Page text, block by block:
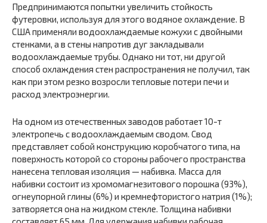
Предпринимаются попытки увеличить стойкость
футеровки, используя для этого водяное охлаждение. В
США применяли водоохлаждаемые кожухи с двойными
стенками, а в стены напротив дуг закладывали
водоохлаждаемые трубы. Однако ни тот, ни другой
способ охлаждения стен распространения не получил, так
как при этом резко возросли тепловые потери печи и
расход электроэнергии.
На одном из отечественных заводов работает 10-т
электропечь с водоохлаждаемым сводом. Свод
представляет собой конструкцию коробчатого типа, на
поверхность которой со стороны рабочего пространства
нанесена тепловая изоляция — набивка. Масса для
набивки состоит из хромомагнезитового порошка (93%),
огнеупорной глины (6%) и кремнефтористого натрия (1%);
затворяется она на жидком стекле. Толщина набивки